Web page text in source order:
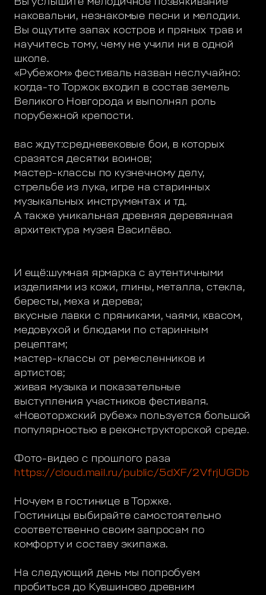
Вы услышите мелодичное позвякивание
наковальни, незнакомые песни и мелодии.
Вы ощутите запах костров и пряных трав и
научитесь тому, чему не учили ни в одной
школе.
«Рубежом» фестиваль назван неслучайно:
когда-то Торжок входил в состав земель
Великого Новгорода и выполнял роль
порубежной крепости.
вас ждут:средневековые бои, в которых
сразятся десятки воинов;
мастер-классы по кузнечному делу,
стрельбе из лука, игре на старинных
музыкальных инструментах и тд.
А также уникальная древняя деревянная
архитектура музея Василёво.
И ещё:шумная ярмарка с аутентичными
изделиями из кожи, глины, металла, стекла,
бересты, меха и дерева;
вкусные лавки с пряниками, чаями, квасом,
медовухой и блюдами по старинным
рецептам;
мастер-классы от ремесленников и
артистов;
живая музыка и показательные
выступления участников фестиваля.
«Новоторжский рубеж» пользуется большой
популярностью в реконструкторской среде.
Фото-видео с прошлого раза
https://cloud.mail.ru/public/5dXF/2VfrjUGDb
Ночуем в гостинице в Торжке.
Гостиницы выбирайте самостоятельно
соответственно своим запросам по
комфорту и составу экипажа.
На следующий день мы попробуем
пробиться до Кувшиново древним